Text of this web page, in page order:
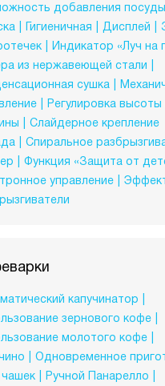
добавления
Гигиеничная Дисплей
Индикатор «Луч на
из нержавеющей стали
сушка
Регулировка высоты
Слайдерное крепление
Спиральное
Функция «Защита от
управление
капучинатор
зернового кофе
молотого кофе
Одновременное
чашек
Ручной Панарелло